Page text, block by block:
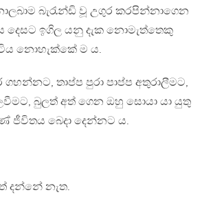
බැරැන්ඩි වූ උගුර කරපින්නාගෙන
ඉගිල යනු දැක නොමැත්තෙකු
නොහැක්කේ ම ය.
තාප්ප පුරා පාප්ප අතුරාලීමට,
බුලත් අත් ගෙන ඔහු සොයා යා යුතු
ජීවිතය බෙදා දෙන්නට ය.
දන්නේ නැත.